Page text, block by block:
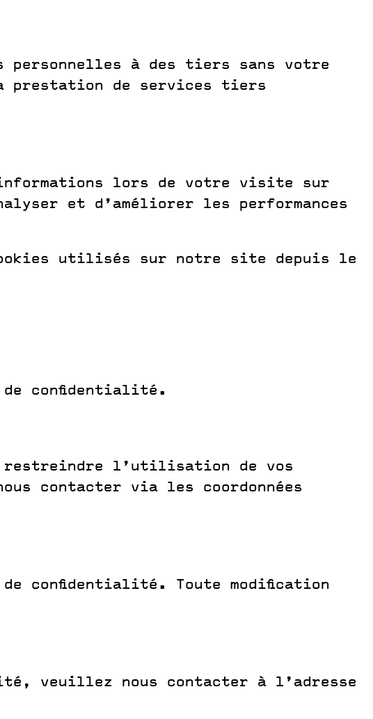
personnelles à des tiers sans votre
prestation de services tiers
lors de votre visite sur
et d’améliorer les performances
utilisés sur notre site depuis le
confidentialité.
restreindre l’utilisation de vos
contacter via les coordonnées
confidentialité. Toute modification
veuillez nous contacter à l’adresse